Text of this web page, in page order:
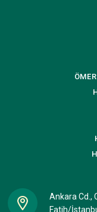
Ankara Cd.,
Fatih/